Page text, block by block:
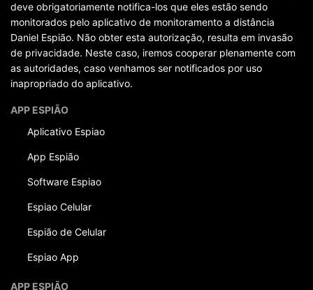
deve obrigatoriamente notifica-los que eles estão sendo
monitorados pelo aplicativo de monitoramento a distância
Daniel Espião. Não obter esta autorização, resulta em invasão
de privacidade. Neste caso, iremos cooperar plenamente com
as autoridades, caso venhamos ser notificados por uso
inapropriado do aplicativo.
APP ESPIÃO
Aplicativo Espiao
App Espião
Software Espiao
Espiao Celular
Espião de Celular
Espiao App
APP ESPIÃO